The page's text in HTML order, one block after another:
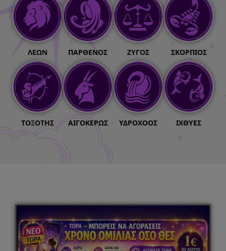
ΛΈΩΝ ΠΑΡΘΈΝΟΣ ΖΥΓΌΣ ΣΚΟΡΠΙΌΣ
ΤΟΞΌΤΗΣ ΑΙΓΌΚΕΡΩΣ ΥΔΡΟΧΌΟΣ ΙΧΘΎΕΣ